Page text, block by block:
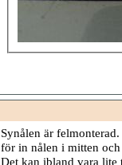
Synålen är
för in nålen i mitten
Det kan ibland vara lite